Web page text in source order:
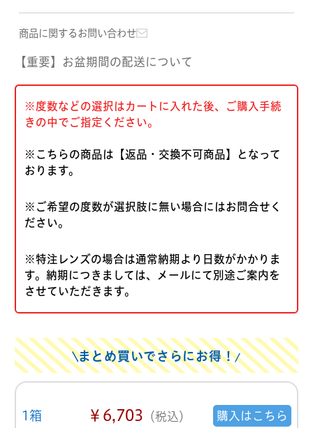
商品に関するお問い合わせ
【重要】お盆期間の配送について
※度数などの選択はカートに入れた後、ご購入手続
きの中でご指定ください。
※こちらの商品は【返品・交換不可商品】となって
おります。
※ご希望の度数が選択肢に無い場合にはお問合せく
ださい。
※特注レンズの場合は通常納期より日数がかかりま
す。納期につきましては、メールにて別途ご案内を
させていただきます。
まとめ買いでさらにお得！
1箱 ￥6,703 （税込） 購入はこちら